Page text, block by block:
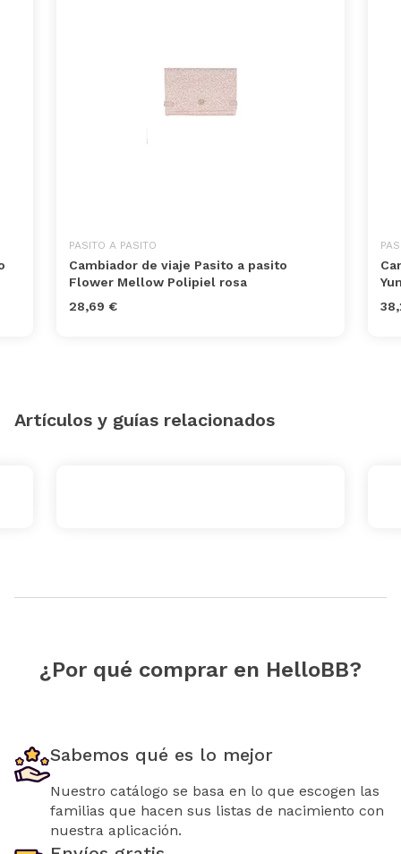
PASITO A PASITO
Cambiador de viaje Pasito a pasito
Flower Mellow Polipiel rosa
28,69 €
Artículos y guías relacionados
¿Por qué comprar en HelloBB?
Sabemos qué es lo mejor
Nuestro catálogo se basa en lo que escogen las
familias que hacen sus listas de nacimiento con
nuestra aplicación.